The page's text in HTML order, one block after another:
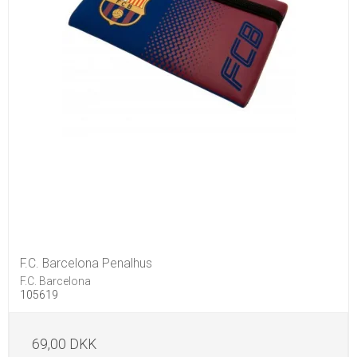
F.C. Barcelona Penalhus
F.C. Barcelona
105619
69,00 DKK